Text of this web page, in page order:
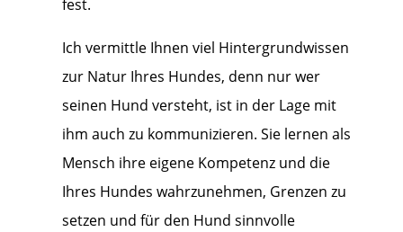
fest.
Ich vermittle Ihnen viel Hintergrundwissen
zur Natur Ihres Hundes, denn nur wer
seinen Hund versteht, ist in der Lage mit
ihm auch zu kommunizieren. Sie lernen als
Mensch ihre eigene Kompetenz und die
Ihres Hundes wahrzunehmen, Grenzen zu
setzen und für den Hund sinnvolle